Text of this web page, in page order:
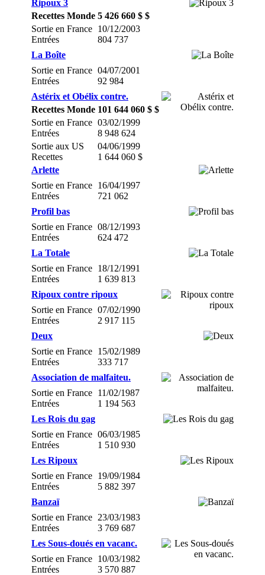
Ripoux 3
Recettes Monde 5 426 660 $ $
Sortie en France
Entrées
10/12/2003
804 737
La Boîte
Sortie en France
Entrées
04/07/2001
92 984
Astérix et Obélix contre.
Recettes Monde 101 644 060 $ $
Sortie en France
Entrées
03/02/1999
8 948 624
Sortie aux US
Recettes
04/06/1999
1 644 060 $
Arlette
Sortie en France
Entrées
16/04/1997
721 062
Profil bas
Sortie en France
Entrées
08/12/1993
624 472
La Totale
Sortie en France
Entrées
18/12/1991
1 639 813
Ripoux contre ripoux
Sortie en France
Entrées
07/02/1990
2 917 115
Deux
Sortie en France
Entrées
15/02/1989
333 717
Association de malfaiteu.
Sortie en France
Entrées
11/02/1987
1 194 563
Les Rois du gag
Sortie en France
Entrées
06/03/1985
1 510 930
Les Ripoux
Sortie en France
Entrées
19/09/1984
5 882 397
Banzaï
Sortie en France
Entrées
23/03/1983
3 769 687
Les Sous-doués en vacanc.
Sortie en France
Entrées
10/03/1982
3 570 887